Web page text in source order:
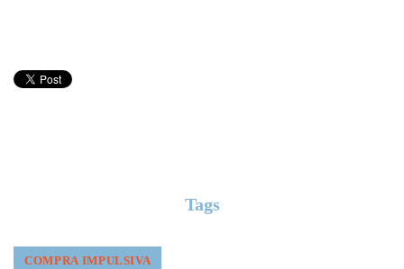
Tags
COMPRA IMPULSIVA